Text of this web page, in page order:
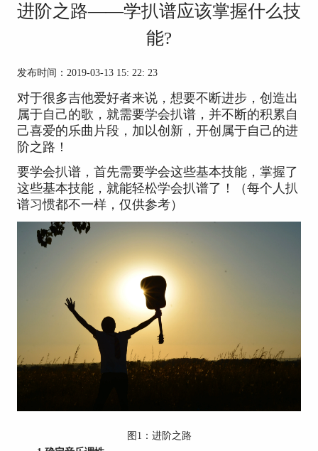
进阶之路——学扒谱应该掌握什么技
能?
发布时间：2019-03-13 15: 22: 23
对于很多吉他爱好者来说，想要不断进步，创造出
属于自己的歌，就需要学会扒谱，并不断的积累自
己喜爱的乐曲片段，加以创新，开创属于自己的进
阶之路！
要学会扒谱，首先需要学会这些基本技能，掌握了
这些基本技能，就能轻松学会扒谱了！（每个人扒
谱习惯都不一样，仅供参考）
图1：进阶之路